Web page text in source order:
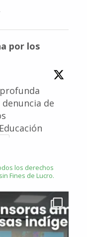
por los
de
@lubertino
·
los derechos
Fines de Lucro.